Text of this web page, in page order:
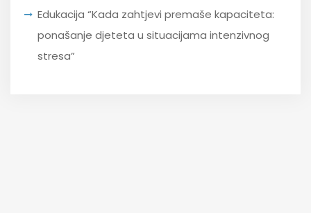
Edukacija “Kada zahtjevi premaše kapaciteta:
ponašanje djeteta u situacijama intenzivnog
stresa”